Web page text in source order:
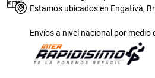
Estamos ubicados en Engativá,
Envíos a nivel nacional por